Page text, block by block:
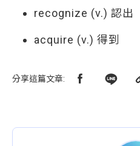
recognize (v.) 認出
acquire (v.) 得到
分享這篇文章: